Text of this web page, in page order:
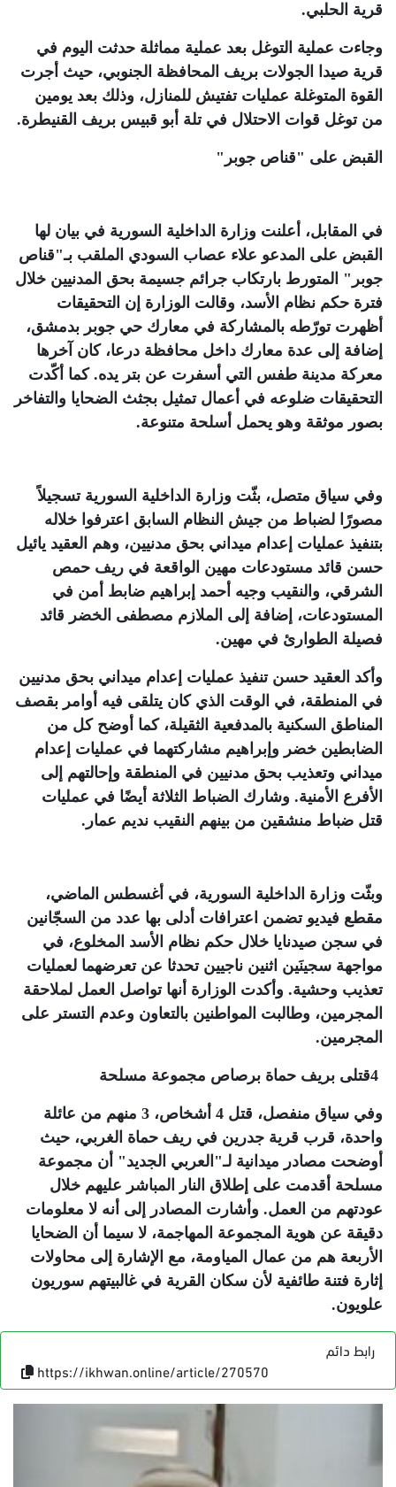
قرية الحلبي.
وجاءت عملية التوغل بعد عملية مماثلة حدثت اليوم في
قرية صيدا الجولات بريف المحافظة الجنوبي، حيث أجرت
القوة المتوغلة عمليات تفتيش للمنازل، وذلك بعد يومين
من توغل قوات الاحتلال في تلة أبو قبيس بريف القنيطرة.
القبض على "قناص جوبر "
في المقابل، أعلنت وزارة الداخلية السورية في بيان لها
القبض على المدعو علاء عصاب السودي الملقب بـ"قناص
جوبر" المتورط بارتكاب جرائم جسيمة بحق المدنيين خلال
فترة حكم نظام الأسد، وقالت الوزارة إن التحقيقات
أظهرت تورّطه بالمشاركة في معارك حي جوبر بدمشق،
إضافة إلى عدة معارك داخل محافظة درعا، كان آخرها
معركة مدينة طفس التي أسفرت عن بتر يده. كما أكّدت
التحقيقات ضلوعه في أعمال تمثيل بجثث الضحايا والتفاخر
بصور موثقة وهو يحمل أسلحة متنوعة.
وفي سياق متصل، بثّت وزارة الداخلية السورية تسجيلاً
مصورًا لضباط من جيش النظام السابق اعترفوا خلاله
بتنفيذ عمليات إعدام ميداني بحق مدنيين، وهم العقيد يائيل
حسن قائد مستودعات مهين الواقعة في ريف حمص
الشرقي، والنقيب وجيه أحمد إبراهيم ضابط أمن في
المستودعات، إضافة إلى الملازم مصطفى الخضر قائد
فصيلة الطوارئ في مهين.
وأكد العقيد حسن تنفيذ عمليات إعدام ميداني بحق مدنيين
في المنطقة، في الوقت الذي كان يتلقى فيه أوامر بقصف
المناطق السكنية بالمدفعية الثقيلة، كما أوضح كل من
الضابطين خضر وإبراهيم مشاركتهما في عمليات إعدام
ميداني وتعذيب بحق مدنيين في المنطقة وإحالتهم إلى
الأفرع الأمنية. وشارك الضباط الثلاثة أيضًا في عمليات
قتل ضباط منشقين من بينهم النقيب نديم عمار .
وبثّت وزارة الداخلية السورية، في أغسطس الماضي،
مقطع فيديو تضمن اعترافات أدلى بها عدد من السجّانين
في سجن صيدنايا خلال حكم نظام الأسد المخلوع، في
مواجهة سجينَين اثنين ناجيين تحدثا عن تعرضهما لعمليات
تعذيب وحشية. وأكدت الوزارة أنها تواصل العمل لملاحقة
المجرمين، وطالبت المواطنين بالتعاون وعدم التستر على
المجرمين.
4قتلى بريف حماة برصاص مجموعة مسلحة
وفي سياق منفصل، قتل 4 أشخاص، 3 منهم من عائلة
واحدة، قرب قرية جدرين في ريف حماة الغربي، حيث
أوضحت مصادر ميدانية لـ"العربي الجديد" أن مجموعة
مسلحة أقدمت على إطلاق النار المباشر عليهم خلال
عودتهم من العمل. وأشارت المصادر إلى أنه لا معلومات
دقيقة عن هوية المجموعة المهاجمة، لا سيما أن الضحايا
الأربعة هم من عمال المياومة، مع الإشارة إلى محاولات
إثارة فتنة طائفية لأن سكان القرية في غالبيتهم سوريون
علويون.
رابط دائم
https://ikhwan.online/article/270570